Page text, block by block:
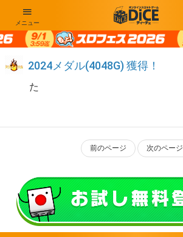
メニュー
2024メダル(4048G) 獲得！
た
前のページ 次のページ